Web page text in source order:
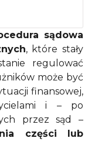
sądowa
, które stały
regulować
może być
finansowej,
i – po
przez sąd –
części lub